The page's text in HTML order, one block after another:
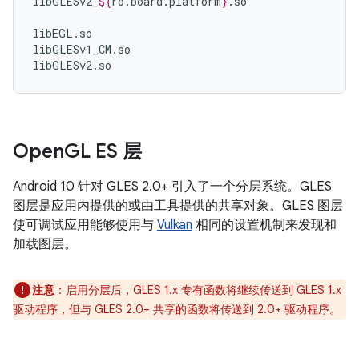
libEGL.so
libGLESv1_CM.so
libGLESv2.so
OpenGL ES 层
Android 10 针对 GLES 2.0+ 引入了一个分层系统。GLES
图层是应用内提供的或由工具提供的共享对象。GLES 图层
使可调试应用能够使用与 Vulkan 相同的设置机制来发现和
加载图层。
注意 ：启用分层后，GLES 1.x 专有函数将继续传送到 GLES 1.x
驱动程序，但与 GLES 2.0+ 共享的函数将传送到 2.0+ 驱动程序。